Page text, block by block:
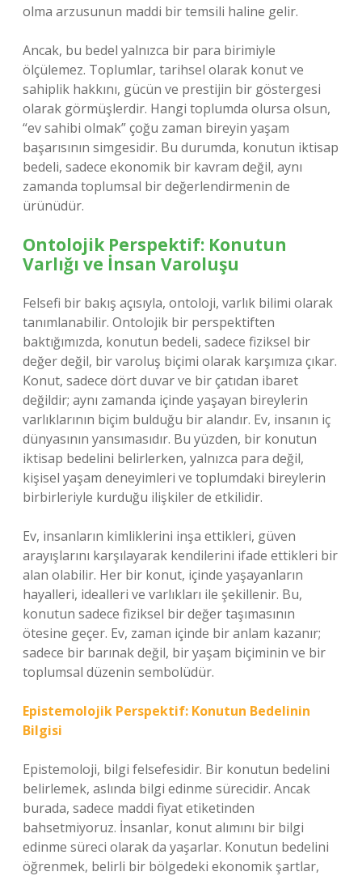
olma arzusunun maddi bir temsili haline gelir.
Ancak, bu bedel yalnızca bir para birimiyle
ölçülemez. Toplumlar, tarihsel olarak konut ve
sahiplik hakkını, gücün ve prestijin bir göstergesi
olarak görmüşlerdir. Hangi toplumda olursa olsun,
“ev sahibi olmak” çoğu zaman bireyin yaşam
başarısının simgesidir. Bu durumda, konutun iktisap
bedeli, sadece ekonomik bir kavram değil, aynı
zamanda toplumsal bir değerlendirmenin de
ürünüdür.
Ontolojik Perspektif: Konutun
Varlığı ve İnsan Varoluşu
Felsefi bir bakış açısıyla, ontoloji, varlık bilimi olarak
tanımlanabilir. Ontolojik bir perspektiften
baktığımızda, konutun bedeli, sadece fiziksel bir
değer değil, bir varoluş biçimi olarak karşımıza çıkar.
Konut, sadece dört duvar ve bir çatıdan ibaret
değildir; aynı zamanda içinde yaşayan bireylerin
varlıklarının biçim bulduğu bir alandır. Ev, insanın iç
dünyasının yansımasıdır. Bu yüzden, bir konutun
iktisap bedelini belirlerken, yalnızca para değil,
kişisel yaşam deneyimleri ve toplumdaki bireylerin
birbirleriyle kurduğu ilişkiler de etkilidir.
Ev, insanların kimliklerini inşa ettikleri, güven
arayışlarını karşılayarak kendilerini ifade ettikleri bir
alan olabilir. Her bir konut, içinde yaşayanların
hayalleri, idealleri ve varlıkları ile şekillenir. Bu,
konutun sadece fiziksel bir değer taşımasının
ötesine geçer. Ev, zaman içinde bir anlam kazanır;
sadece bir barınak değil, bir yaşam biçiminin ve bir
toplumsal düzenin sembolüdür.
Epistemolojik Perspektif: Konutun Bedelinin
Bilgisi
Epistemoloji, bilgi felsefesidir. Bir konutun bedelini
belirlemek, aslında bilgi edinme sürecidir. Ancak
burada, sadece maddi fiyat etiketinden
bahsetmiyoruz. İnsanlar, konut alımını bir bilgi
edinme süreci olarak da yaşarlar. Konutun bedelini
öğrenmek, belirli bir bölgedeki ekonomik şartlar,